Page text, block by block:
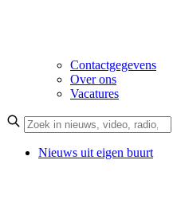
Contactgegevens
Over ons
Vacatures
Nieuws uit eigen buurt